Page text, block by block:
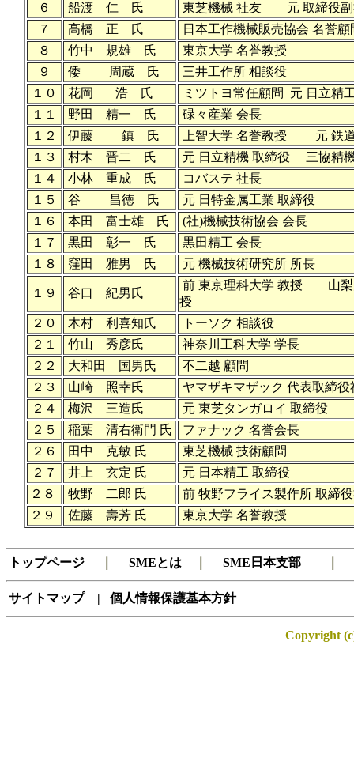
６
船渡 仁 氏
東芝機械 社友 元 取締役副
７
高橋 正 氏
日本工作機械販売協会 名誉顧
８
竹中 規雄 氏
東京大学 名誉教授
９
倭 周蔵 氏
三井工作所 相談役
１０
花岡 浩 氏
ミツトヨ常任顧問 元 日立精
１１
野田 精一 氏
碌々産業 会長
１２
伊藤 鎮 氏
上智大学 名誉教授 元 鉄道
１３
村木 晋二 氏
元 日立精機 取締役 三協精
１４
小林 重成 氏
コバステ 社長
１５
谷 昌徳 氏
元 日特金属工業 取締役
１６
本田 富士雄 氏
(社)機械技術協会 会長
１７
黒田 彰一 氏
黒田精工 会長
１８
窪田 雅男 氏 元 機械技術研究所 所長
１９ 谷口 紀男氏
前 東京理科大学 教授 山梨
授
２０
木村 利喜知氏
トーソク 相談役
２１
竹山 秀彦氏
神奈川工科大学 学長
２２
大和田 国男氏
不二越 顧問
２３
山崎 照幸氏
ヤマザキマザック 代表取締役
２４
梅沢 三造氏
元 東芝タンガロイ 取締役
２５
稲葉 清右衛門 氏
ファナック 名誉会長
２６
田中 克敏 氏
東芝機械 技術顧問
２７
井上 玄定 氏
元 日本精工 取締役
２８
牧野 二郎 氏
前 牧野フライス製作所 取締
２９
佐藤 壽芳 氏 東京大学 名誉教授
トップページ SMEとは SME日本支部
サイトマップ | 個人情報保護基本方針
Copyright